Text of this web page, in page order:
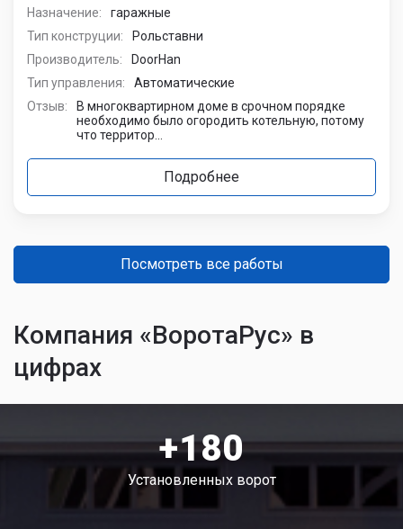
Назначение:
гаражные
Тип конструции:
Рольставни
Производитель:
DoorHan
Тип управления:
Автоматические
Отзыв:
В многоквартирном доме в срочном порядке
необходимо было огородить котельную, потому
что территор...
Подробнее
Посмотреть все работы
Компания «ВоротаРус» в
цифрах
+180
Установленных ворот